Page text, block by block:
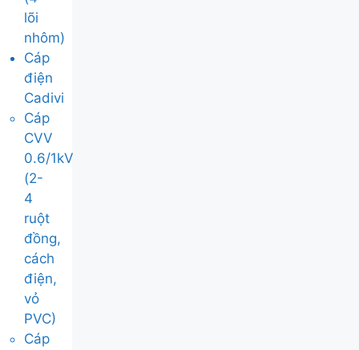
lõi
nhôm)
Cáp
điện
Cadivi
Cáp
CVV
0.6/1kV
(2-
4
ruột
đồng,
cách
điện,
vỏ
PVC)
Cáp